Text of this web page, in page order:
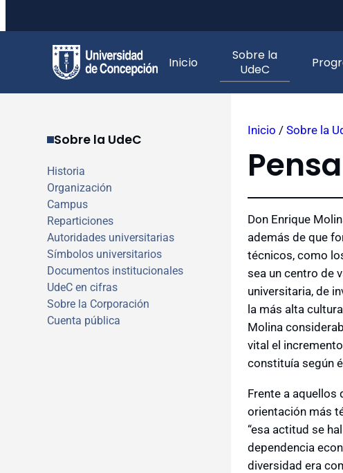
contenido
Inicio
Sobre la
UdeC
Sobre la UdeC
Historia
Organización
Campus
Reparticiones
Autoridades universitarias
Símbolos universitarios
Documentos institucionales
UdeC en cifras
Sobre la Corporación
Cuenta pública
Inicio / Sobre la
Don Enrique
además de que
técnicos, como
sea un centro de
universitaria, de
la más alta
Molina
vital el
constituía según
Frente a aquellos
orientación más
“esa actitud se
dependencia
diversidad era